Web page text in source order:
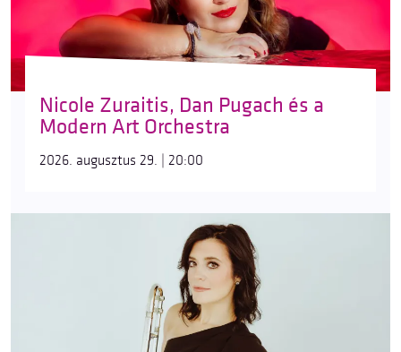
Nicole Zuraitis, Dan Pugach és a
Modern Art Orchestra
2026. augusztus 29. | 20:00